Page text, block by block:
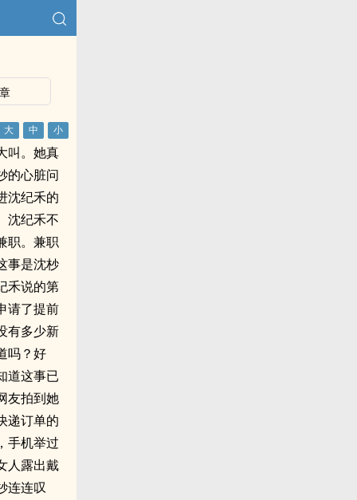
叫。她真
的心脏问
沈纪禾的
沈纪禾不
职。兼职
事是沈杪
禾说的第
请了提前
有多少新
吗？好
道这事已
友拍到她
递订单的
手机举过
人露出戴
连连叹